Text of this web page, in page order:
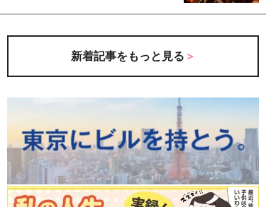
新着記事をもっと見る